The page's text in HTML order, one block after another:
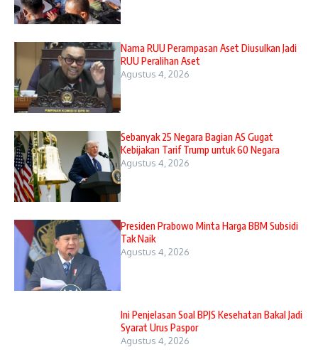
Nama RUU Perampasan Aset Diusulkan Jadi
RUU Peralihan Aset
Agustus 4, 2026
Sebanyak 25 Negara Bagian AS Gugat
Kebijakan Tarif Trump untuk 60 Negara
Agustus 4, 2026
Presiden Prabowo Minta Harga BBM Subsidi
Tak Naik
Agustus 4, 2026
Ini Penjelasan Soal BPJS Kesehatan Bakal Jadi
Syarat Urus Paspor
Agustus 4, 2026